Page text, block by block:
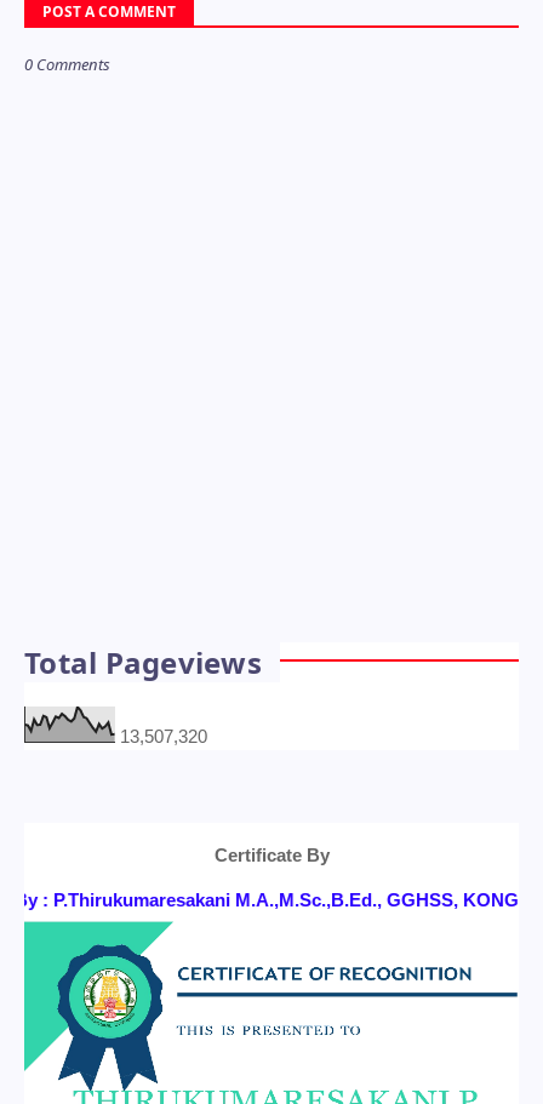
POST A COMMENT
0 Comments
Total Pageviews
13,507,320
Certificate By
M.A.,M.Sc.,B.Ed., GGHSS,